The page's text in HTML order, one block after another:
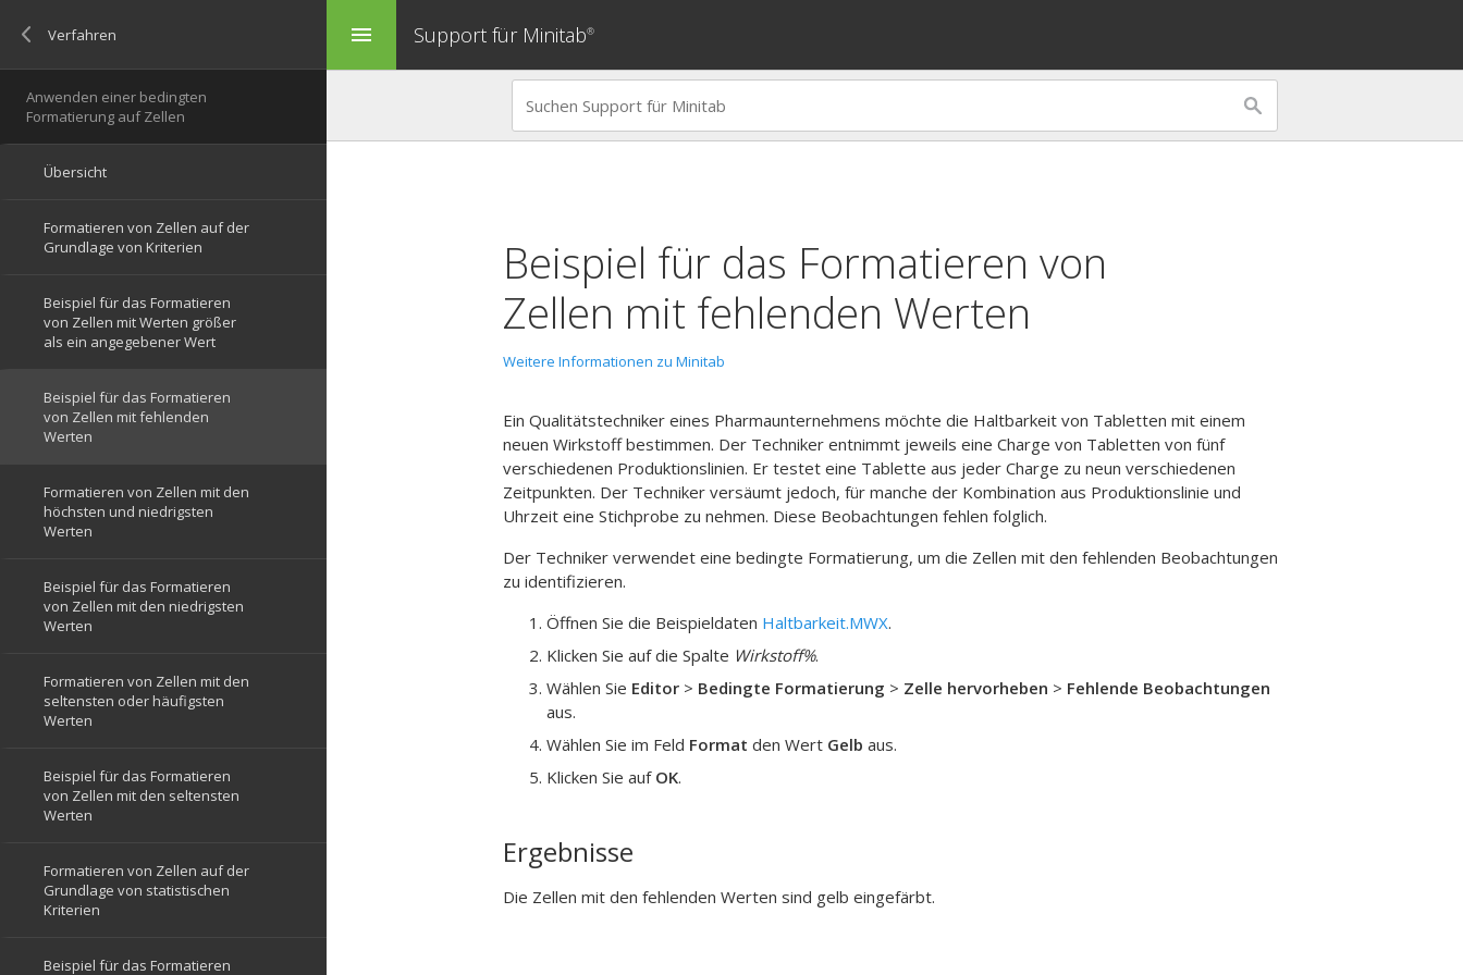
menu Support für Minitab®
Beispiel für das Formatieren von
Zellen mit fehlenden Werten
Weitere Informationen zu Minitab
Ein Qualitätstechniker eines Pharmaunternehmens möchte die Haltbarkeit von Tabletten mit einem
neuen Wirkstoff bestimmen. Der Techniker entnimmt jeweils eine Charge von Tabletten von fünf
verschiedenen Produktionslinien. Er testet eine Tablette aus jeder Charge zu neun verschiedenen
Zeitpunkten. Der Techniker versäumt jedoch, für manche der Kombination aus Produktionslinie und
Uhrzeit eine Stichprobe zu nehmen. Diese Beobachtungen fehlen folglich.
Der Techniker verwendet eine bedingte Formatierung, um die Zellen mit den fehlenden Beobachtungen
zu identifizieren.
Öffnen Sie die Beispieldaten Haltbarkeit.MWX.
Klicken Sie auf die Spalte Wirkstoff%.
Wählen Sie Editor > Bedingte Formatierung > Zelle hervorheben > Fehlende Beobachtungen
aus.
Wählen Sie im Feld Format den Wert Gelb aus.
Klicken Sie auf OK.
Ergebnisse
Die Zellen mit den fehlenden Werten sind gelb eingefärbt.